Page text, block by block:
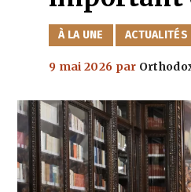
CATÉGORIES
À LA UNE ACTUALITÉS
9 mai 2026 par